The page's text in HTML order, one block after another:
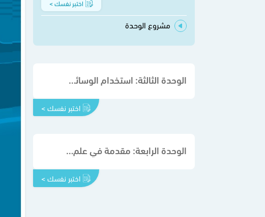
اختبر نفسك >
مشروع الوحدة
الوحدة الثالثة: استخدام الوسائط المتعددة
اختبر نفسك >
الوحدة الرابعة: مقدمة في علم الروبوت
اختبر نفسك >